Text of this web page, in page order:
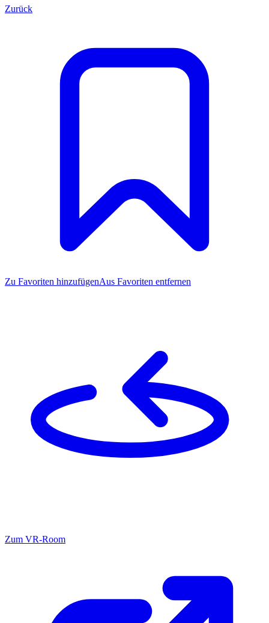
Zurück
Zu Favoriten hinzufügenAus Favoriten entfernen
Zum VR-Room